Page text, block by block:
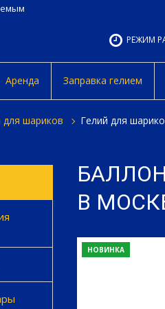
РЕЖИМ
Аренда Заправка гелием
для шариков гелий для
В
НОВИНКА